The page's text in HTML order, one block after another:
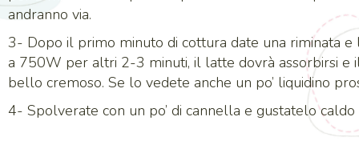
andranno via.
3- Dopo il primo minuto di cottura date una riminata e
a 750W per altri 2-3 minuti, il latte dovrà assorbirsi e
bello cremoso. Se lo vedete anche un po’ liquidino
4- Spolverate con un po’ di cannella e gustatelo caldo